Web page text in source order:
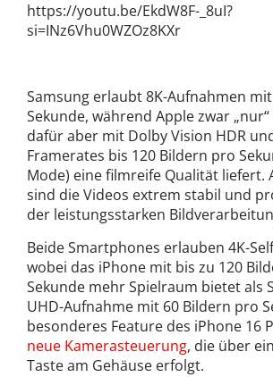
https://youtu.be/EkdW8F-_8uI?
si=INz6Vhu0WZOz8KXr
Samsung erlaubt 8K-Aufnahmen
Sekunde, während Apple zwar
dafür aber mit Dolby Vision HDR
Framerates bis 120 Bildern pro
Mode) eine filmreife Qualität liefert.
sind die Videos extrem stabil und
der leistungsstarken
Beide Smartphones erlauben 4K-
wobei das iPhone mit bis zu 120
Sekunde mehr Spielraum bietet als
UHD-Aufnahme mit 60 Bildern pro
besonderes Feature des iPhone 16
neue Kamerasteuerung, die über
Taste am Gehäuse erfolgt.